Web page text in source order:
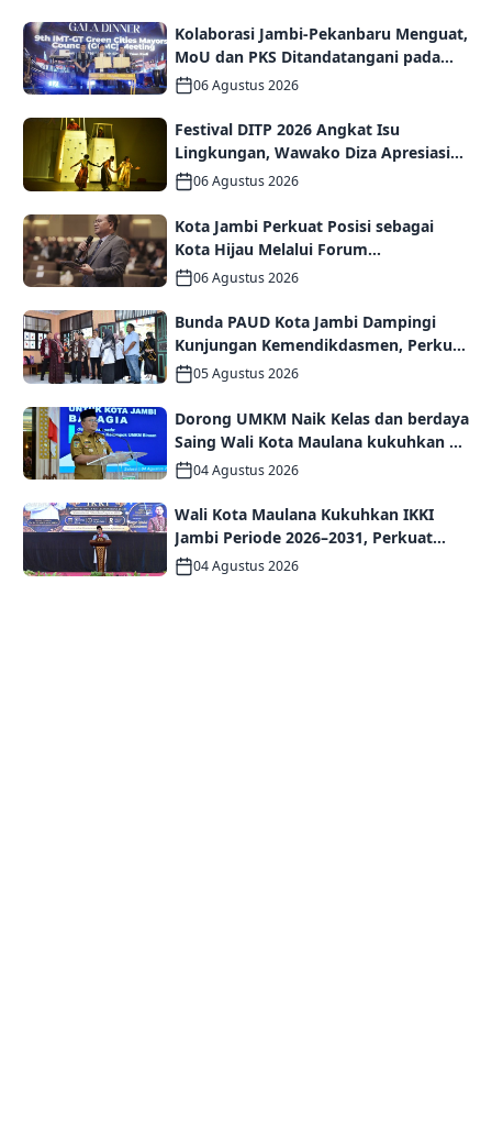
Kolaborasi Jambi-Pekanbaru Menguat,
MoU dan PKS Ditandatangani pada
Gala Dinner GCMC IMT-GT ke-9 Tahun
06 Agustus 2026
Festival DITP 2026 Angkat Isu
Lingkungan, Wawako Diza Apresiasi
Karya Seniman Jambi
06 Agustus 2026
Kota Jambi Perkuat Posisi sebagai
Kota Hijau Melalui Forum
Internasional IMT-GT GCMC 2026
06 Agustus 2026
Bunda PAUD Kota Jambi Dampingi
Kunjungan Kemendikdasmen, Perkuat
Kolaborasi Wujudkan PAUD
Berkualitas dan Generasi Emas 2045
05 Agustus 2026
Dorong UMKM Naik Kelas dan berdaya
Saing Wali Kota Maulana kukuhkan 35
kelompok UMKM Binaan
04 Agustus 2026
Wali Kota Maulana Kukuhkan IKKI
Jambi Periode 2026–2031, Perkuat
Persaudaraan dan Kolaborasi dalam
Keberagaman
04 Agustus 2026